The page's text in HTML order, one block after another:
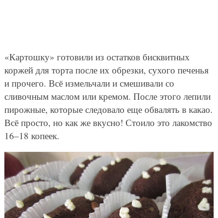
«Картошку» готовили из остатков бисквитных
коржей для торта после их обрезки, сухого печенья
и прочего. Всё измельчали и смешивали со
сливочным маслом или кремом. После этого лепили
пирожные, которые следовало еще обвалять в какао.
Всё просто, но как же вкусно! Стоило это лакомство
16–18 копеек.